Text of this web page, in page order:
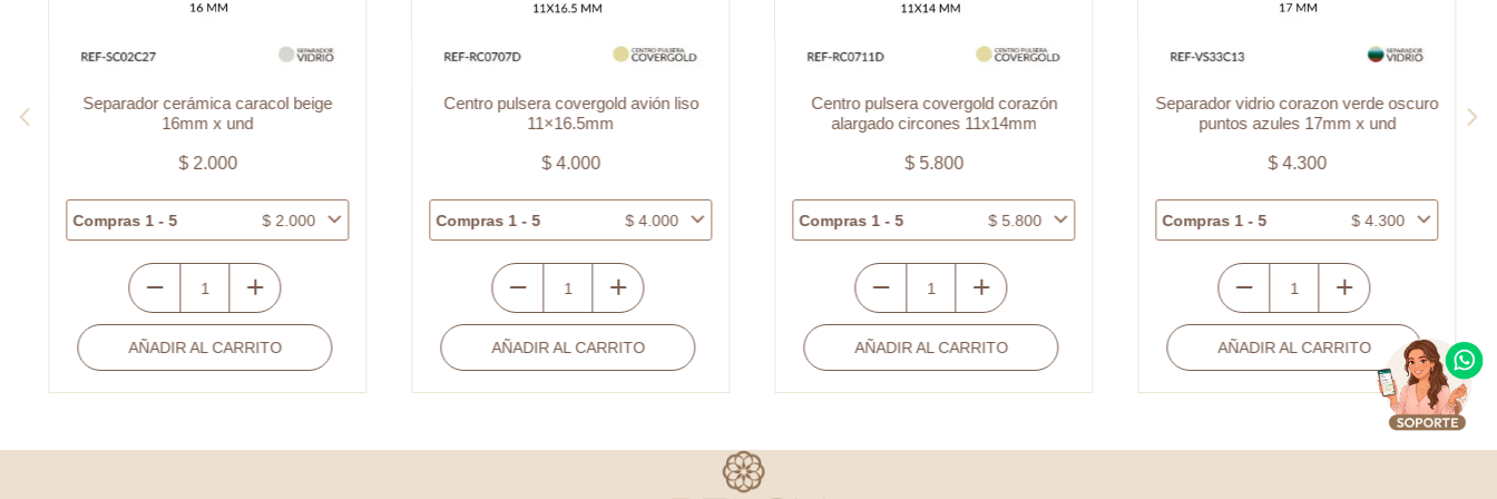
Separador cerámica caracol beige
16mm x und
$2.000
Compras 1 - 5 $2.000
Separador
cerámica
caracol
AÑADIR AL CARRITO
Centro pulsera covergold avión liso
11×16.5mm
$4.000
Compras 1 - 5 $4.000
Centro
pulsera
covergold
AÑADIR AL CARRITO
Centro pulsera covergold corazón
alargado circones 11x14mm
$5.800
Compras 1 - 5 $5.800
Centro
pulsera
covergold
AÑADIR AL CARRITO
Separador vidrio corazon verde oscuro
puntos azules 17mm x und
$4.300
Compras 1 - 5 $4.300
Separador
vidrio
corazon
AÑADIR AL CARRITO